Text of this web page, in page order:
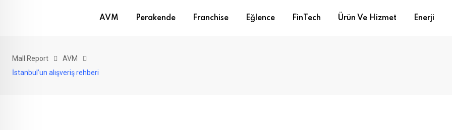
AVM Perakende Franchise Eğlence FinTech Ürün Ve Hizmet Enerji
Mall Report
AVM
İstanbul’un alışveriş rehberi